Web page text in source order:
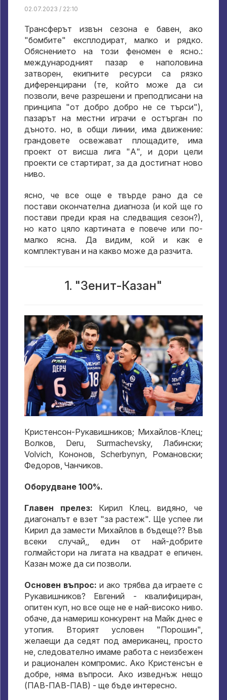
02.07.2023 / 22:10
Трансферът извън сезона е бавен, ако
"бомбите" експлодират, малко и рядко.
Обяснението на този феномен е ясно.:
международният пазар е наполовина
затворен, екипните ресурси са рязко
диференцирани (те, който може да си
позволи, вече разрешени и преподписани на
принципа "от добро добро не се търси"),
пазарът на местни играчи е остърган по
дъното. но, в общи линии, има движение:
грандовете освежават площадите, има
проект от висша лига "А", и дори цели
проекти се стартират, за да достигнат ново
ниво.
ясно, че все още е твърде рано да се
постави окончателна диагноза (и кой ще го
постави преди края на следващия сезон?),
но като цяло картината е повече или по-
малко ясна. Да видим, кой и как е
комплектуван и на какво може да разчита.
1. "Зенит-Казан"
Кристенсон-Рукавишников; Михайлов-Клец;
Волков, Deru, Surmachevsky, Лабински;
Volvich, Кононов, Scherbynyn, Романовски;
Федоров, Чанчиков.
Оборудване 100%.
Главен прелез: Кирил Клец. видяно, че
диагоналът е взет "за растеж". Ще успее ли
Кирил да замести Михайлов в бъдеще?? Във
всеки случай,, един от най-добрите
голмайстори на лигата на квадрат е епичен.
Казан може да си позволи.
Основен въпрос: и ако трябва да играете с
Рукавишников? Евгений - квалифициран,
опитен куп, но все още не е най-високо ниво.
обаче, да намериш конкурент на Майк днес е
утопия. Вторият условен "Порошин",
желаещи да седят под американец, просто
не, следователно имаме работа с неизбежен
и рационален компромис. Ако Кристенсън е
добре, няма въпроси. Ако изведнъж нещо
(ПАВ-ПАВ-ПАВ) - ще бъде интересно.